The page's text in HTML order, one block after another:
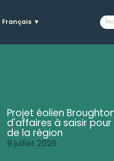
Français ▼
Projet éolien
d'affaires à saisir
de la région
9 juillet 2026